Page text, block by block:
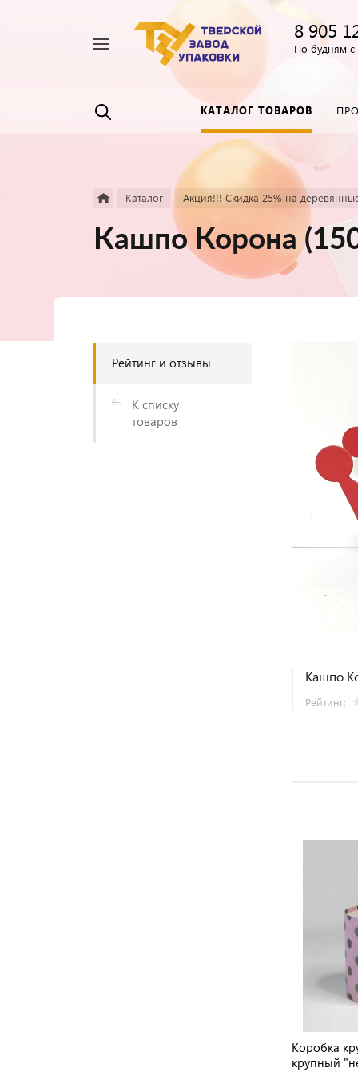
8 905
По будням с
КАТАЛОГ ТОВАРОВ
Каталог Акция!!! Скидка 25% на
Кашпо Корона
Рейтинг и отзывы
К списку
товаров
Кашпо
Рейтинг:
Коробка
крупный